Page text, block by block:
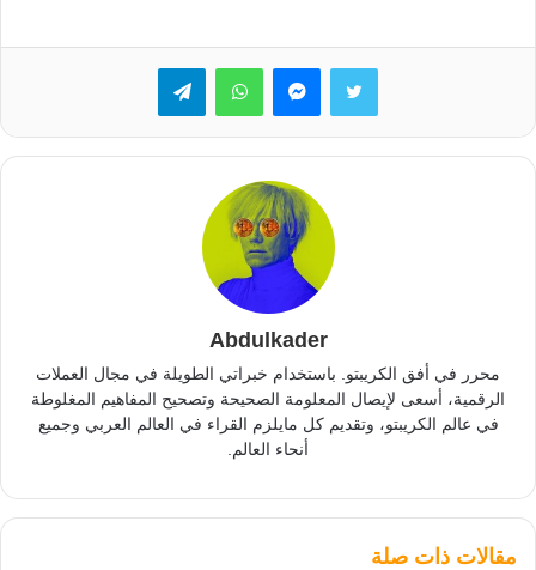
تويتر ماسنجرواتساب تيلقرام
Abdulkader
محرر في أفق الكريبتو. باستخدام خبراتي الطويلة في مجال العملات
الرقمية، أسعى لإيصال المعلومة الصحيحة وتصحيح المفاهيم المغلوطة
في عالم الكريبتو، وتقديم كل مايلزم القراء في العالم العربي وجميع
أنحاء العالم.
مقالات ذات صلة